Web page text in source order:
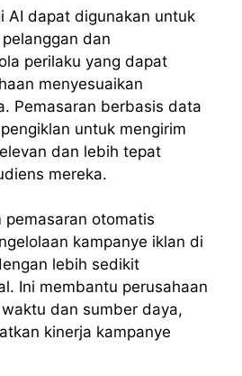
AI dapat digunakan untuk
dan
perilaku yang dapat
menyesuaikan
Pemasaran berbasis data
untuk mengirim
dan lebih tepat
mereka.
pemasaran otomatis
kampanye iklan di
lebih sedikit
Ini membantu perusahaan
dan sumber daya,
kinerja kampanye